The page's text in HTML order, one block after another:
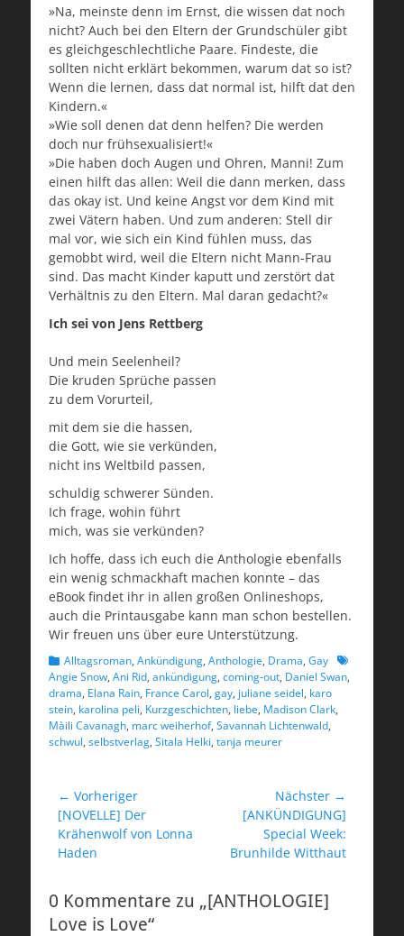
»Na, meinste denn im Ernst, die wissen dat noch
nicht? Auch bei den Eltern der Grundschüler gibt
es gleichgeschlechtliche Paare. Findeste, die
sollten nicht erklärt bekommen, warum dat so ist?
Wenn die lernen, dass dat normal ist, hilft dat den
Kindern.«
»Wie soll denen dat denn helfen? Die werden
doch nur frühsexualisiert!«
»Die haben doch Augen und Ohren, Manni! Zum
einen hilft das allen: Weil die dann merken, dass
das okay ist. Und keine Angst vor dem Kind mit
zwei Vätern haben. Und zum anderen: Stell dir
mal vor, wie sich ein Kind fühlen muss, das
gemobbt wird, weil die Eltern nicht Mann-Frau
sind. Das macht Kinder kaputt und zerstört dat
Verhältnis zu den Eltern. Mal daran gedacht?«
Ich sei von Jens Rettberg
Und mein Seelenheil?
Die kruden Sprüche passen
zu dem Vorurteil,
mit dem sie die hassen,
die Gott, wie sie verkünden,
nicht ins Weltbild passen,
schuldig schwerer Sünden.
Ich frage, wohin führt
mich, was sie verkünden?
Ich hoffe, dass ich euch die Anthologie ebenfalls
ein wenig schmackhaft machen konnte – das
eBook findet ihr in allen großen Onlineshops,
auch die Printausgabe kann man schon bestellen.
Wir freuen uns über eure Unterstützung.
Kategorien
Alltagsroman, Ankündigung, Anthologie, Drama, Gay Schlagworte
Angie Snow, Ani Rid, ankündigung, coming-out, Daniel Swan,
drama, Elana Rain, France Carol, gay, juliane seidel, karo
stein, karolina peli, Kurzgeschichten, liebe, Madison Clark,
Màili Cavanagh, marc weiherhof, Savannah Lichtenwald,
schwul, selbstverlag, Sitala Helki, tanja meurer
Beitragsnavigation
← Vorheriger
Vorheriger
Beitrag:
[NOVELLE] Der
Krähenwolf von Lonna
Haden
Nächster →
Nächster[ANKÜNDIGUNG]
Special Week:
Brunhilde Witthaut
0 Kommentare zu „[ANTHOLOGIE]
Love is Love“